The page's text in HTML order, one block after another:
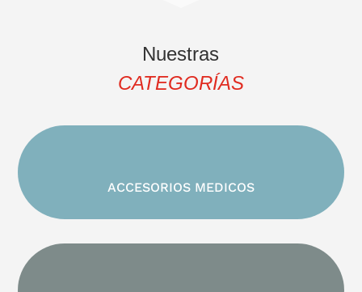
Nuestras
CATEGORÍAS
ACCESORIOS MEDICOS